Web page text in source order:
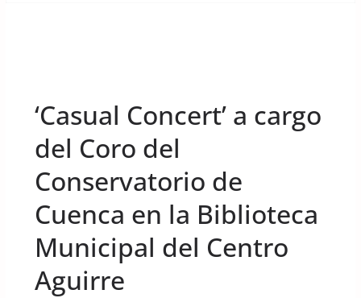
‘Casual Concert’ a cargo
del Coro del
Conservatorio de
Cuenca en la Biblioteca
Municipal del Centro
Aguirre